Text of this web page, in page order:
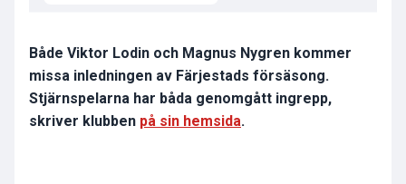
Både Viktor Lodin och Magnus Nygren kommer
missa inledningen av Färjestads försäsong.
Stjärnspelarna har båda genomgått ingrepp,
skriver klubben på sin hemsida.